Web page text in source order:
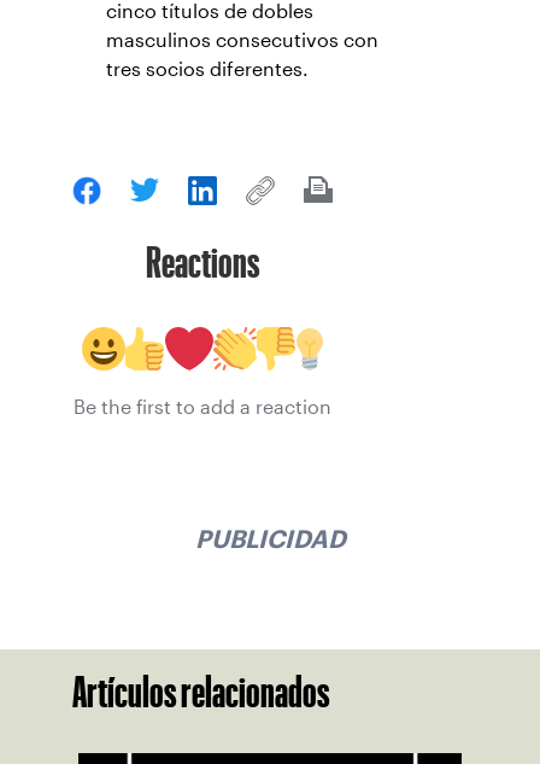
cinco títulos de dobles
masculinos consecutivos con
tres socios diferentes.
Reactions
Be the first to add a reaction
PUBLICIDAD
Artículos relacionados